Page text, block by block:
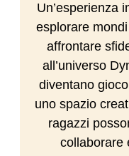
Un’esperienza
esplorare
affrontare
all’universo
diventano
uno spazio
ragazzi
collaborare